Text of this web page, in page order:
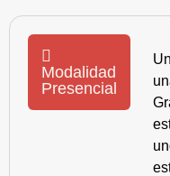
Modalidad
Presencial
Un